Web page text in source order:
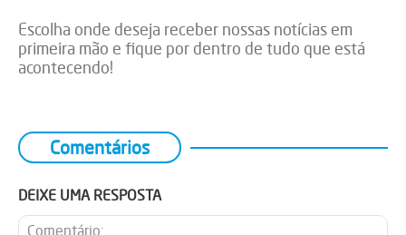
Escolha onde deseja receber nossas notícias em
primeira mão e fique por dentro de tudo que está
acontecendo!
Comentários
DEIXE UMA RESPOSTA